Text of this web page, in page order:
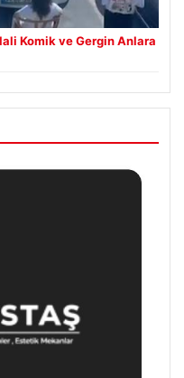
Komik ve Gergin Anlara